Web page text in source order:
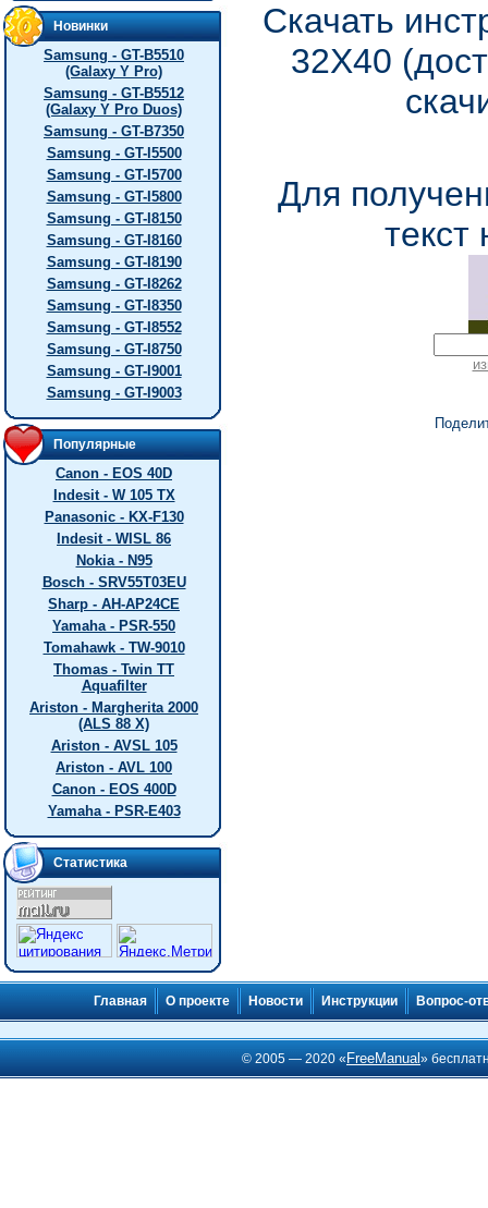
Новинки
Samsung - GT-B5510
(Galaxy Y Pro)
Samsung - GT-B5512
(Galaxy Y Pro Duos)
Samsung - GT-B7350
Samsung - GT-I5500
Samsung - GT-I5700
Samsung - GT-I5800
Samsung - GT-I8150
Samsung - GT-I8160
Samsung - GT-I8190
Samsung - GT-I8262
Samsung - GT-I8350
Samsung - GT-I8552
Samsung - GT-I8750
Samsung - GT-I9001
Samsung - GT-I9003
Популярные
Canon - EOS 40D
Indesit - W 105 TX
Panasonic - KX-F130
Indesit - WISL 86
Nokia - N95
Bosch - SRV55T03EU
Sharp - AH-AP24CE
Yamaha - PSR-550
Tomahawk - TW-9010
Thomas - Twin TT
Aquafilter
Ariston - Margherita 2000
(ALS 88 X)
Ariston - AVSL 105
Ariston - AVL 100
Canon - EOS 400D
Yamaha - PSR-E403
Статистика
Скачать
32X40
Для
текст
Главная О проекте Новости Инструкции Вопрос-
© 2005 — 2020 « FreeManual»